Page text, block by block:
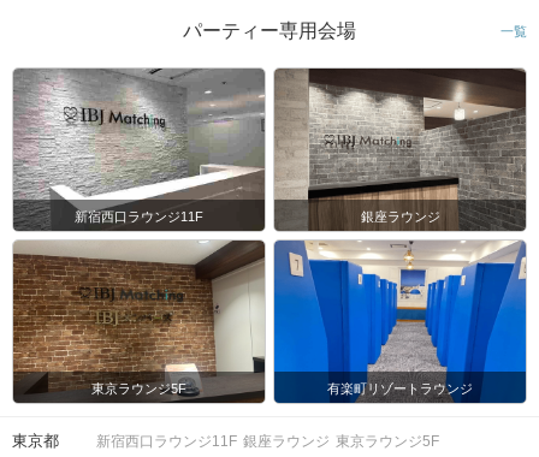
パーティー専用会場 一覧
新宿西口ラウンジ11F 銀座ラウンジ
東京ラウンジ5F 有楽町リゾートラウンジ
東京都 新宿西口ラウンジ11F 銀座ラウンジ 東京ラウンジ5F